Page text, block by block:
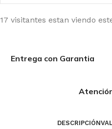
17 visitantes estan viendo
Entrega con Garantia
DESCRIPCIÓN